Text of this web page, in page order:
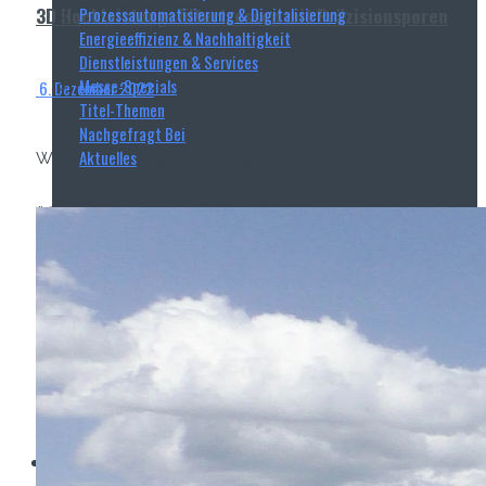
3D Hochleistungsfiltertressen mit Präzisionsporen
6. Dezember 2022
Wo konventionelle Filtertressen an ihre Grenzen stoßen,
öffnet MINIMESH® RPD HIFLO-S neue Dimensionen in der
Filtration. Durch eine von Haver...
Haver & Boecker
Messen
Prozessautomatisierung & Digitalisierung
Energieeffizienz & Nachhaltigkeit
Dienstleistungen & Services
Messe-Specials
Titel-Themen
Nachgefragt Bei
Aktuelles